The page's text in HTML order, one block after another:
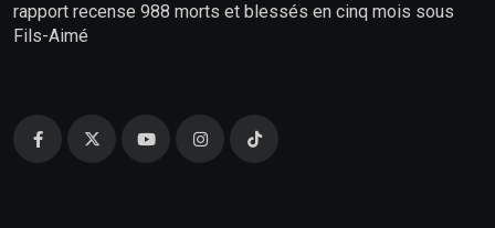
rapport recense 988 morts et blessés en cinq mois sous
Fils-Aimé